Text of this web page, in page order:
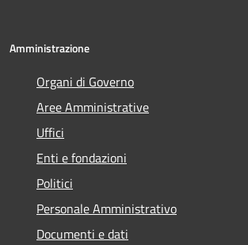
Amministrazione
Organi di Governo
Aree Amministrative
Uffici
Enti e fondazioni
Politici
Personale Amministrativo
Documenti e dati